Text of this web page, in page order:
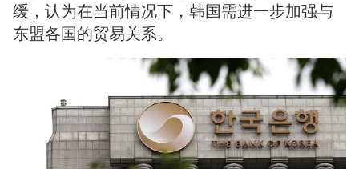
缓，认为在当前情况下，韩国需进一步加强与
东盟各国的贸易关系。